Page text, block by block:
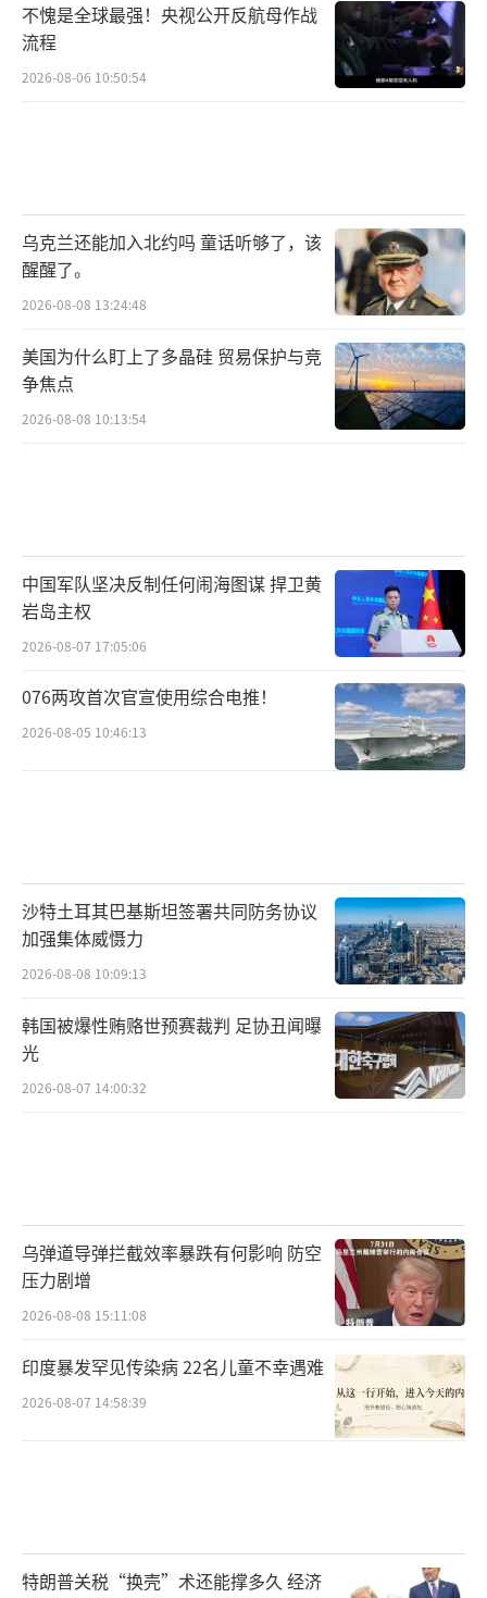
不愧是全球最强！央视公开反航母作战
流程
2026-08-06 10:50:54
乌克兰还能加入北约吗 童话听够了，该
醒醒了。
2026-08-08 13:24:48
美国为什么盯上了多晶硅 贸易保护与竞
争焦点
2026-08-08 10:13:54
中国军队坚决反制任何闹海图谋 捍卫黄
岩岛主权
2026-08-07 17:05:06
076两攻首次官宣使用综合电推！
2026-08-05 10:46:13
沙特土耳其巴基斯坦签署共同防务协议
加强集体威慑力
2026-08-08 10:09:13
韩国被爆性贿赂世预赛裁判 足协丑闻曝
光
2026-08-07 14:00:32
乌弹道导弹拦截效率暴跌有何影响 防空
压力剧增
2026-08-08 15:11:08
印度暴发罕见传染病 22名儿童不幸遇难
2026-08-07 14:58:39
特朗普关税“换壳”术还能撑多久 经济